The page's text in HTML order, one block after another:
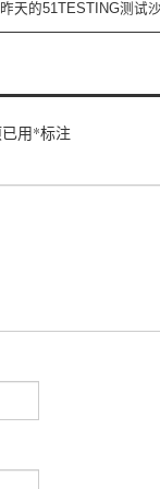
天的51TESTING测试
用*标注